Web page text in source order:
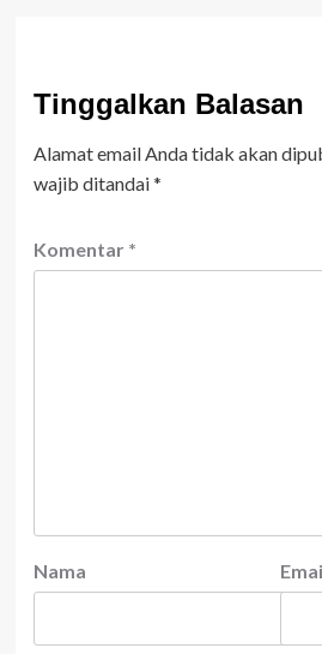
Tinggalkan Balasan
Alamat email Anda tidak akan
wajib ditandai*
Komentar *
Nama